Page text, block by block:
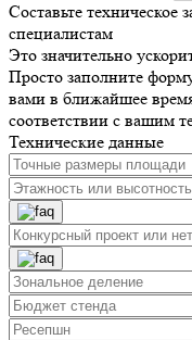
Составьте техническое
специалистам
Это значительно
Просто заполните
вами в ближайшее
соответствии с вашим
Технические данные